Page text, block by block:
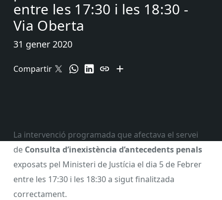
entre les 17:30 i les 18:30 -
Via Oberta
31 gener 2020
Compartir
La intervenció programada que afectava el servei
de Consulta d’inexistència d’antecedents penals
exposats pel Ministeri de Justícia el dia 5 de Febrer
entre les 17:30 i les 18:30 a sigut finalitzada
correctament.